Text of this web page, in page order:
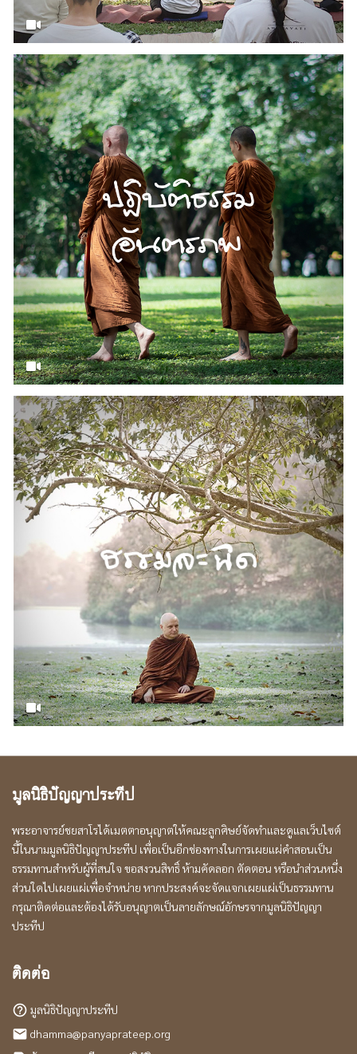
มูลนิธิปัญญาประทีป
พระอาจารย์ชยสาโรได้เมตตาอนุญาตให้คณะลูกศิษย์จัดทำและดูแลเว็บไซต์
นี้ในนามมูลนิธิปัญญาประทีป เพื่อเป็นอีกช่องทางในการเผยแผ่คำสอนเป็น
ธรรมทานสำหรับผู้ที่สนใจ ขอสงวนสิทธิ์ ห้ามคัดลอก ตัดตอน หรือนำส่วนหนึ่ง
ส่วนใดไปเผยแผ่เพื่อจำหน่าย หากประสงค์จะจัดแจกเผยแผ่เป็นธรรมทาน
กรุณาติดต่อและต้องได้รับอนุญาตเป็นลายลักษณ์อักษรจากมูลนิธิปัญญา
ประทีป
ติดต่อ
help_outline มูลนิธิปัญญาประทีป
local_post_office dhamma@panyaprateep.org